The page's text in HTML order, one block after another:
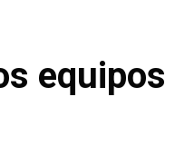
equipos